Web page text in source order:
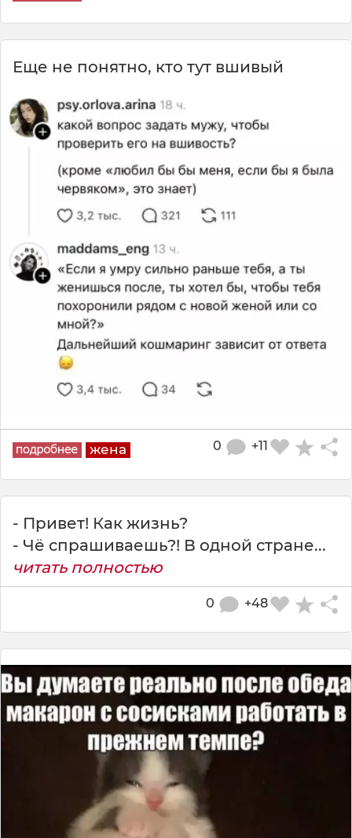
Еще не понятно, кто тут вшивый
жена +11
0
- Привет! Как жизнь?
- Чё спрашиваешь?! В одной стране...
читать полностью
+48
0